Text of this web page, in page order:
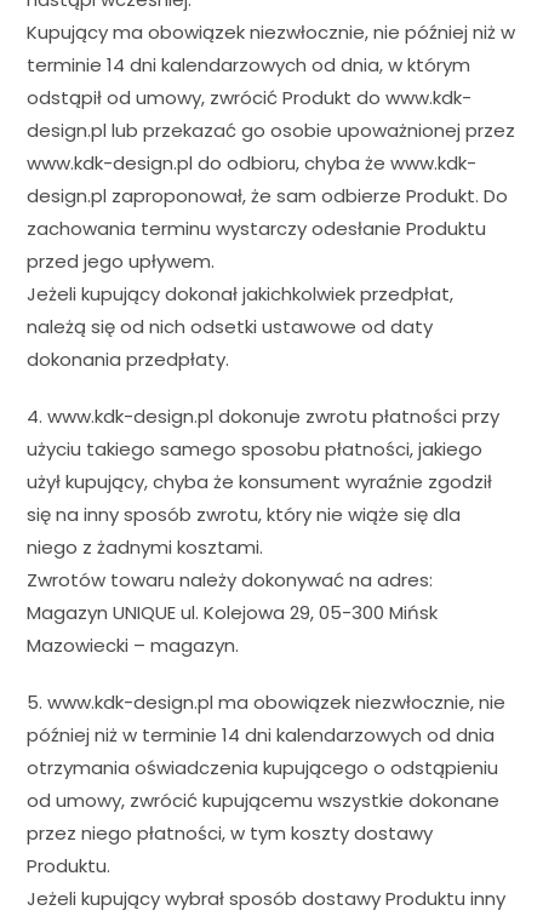
Kupujący ma obowiązek niezwłocznie, nie później niż w
terminie 14 dni kalendarzowych od dnia, w którym
odstąpił od umowy, zwrócić Produkt do www.kdk-
design.pl lub przekazać go osobie upoważnionej przez
www.kdk-design.pl do odbioru, chyba że www.kdk-
design.pl zaproponował, że sam odbierze Produkt. Do
zachowania terminu wystarczy odesłanie Produktu
przed jego upływem.
Jeżeli kupujący dokonał jakichkolwiek przedpłat,
należą się od nich odsetki ustawowe od daty
dokonania przedpłaty.
4. www.kdk-design.pl dokonuje zwrotu płatności przy
użyciu takiego samego sposobu płatności, jakiego
użył kupujący, chyba że konsument wyraźnie zgodził
się na inny sposób zwrotu, który nie wiąże się dla
niego z żadnymi kosztami.
Zwrotów towaru należy dokonywać na adres:
Magazyn UNIQUE ul. Kolejowa 29, 05-300 Mińsk
Mazowiecki – magazyn.
5. www.kdk-design.pl ma obowiązek niezwłocznie, nie
później niż w terminie 14 dni kalendarzowych od dnia
otrzymania oświadczenia kupującego o odstąpieniu
od umowy, zwrócić kupującemu wszystkie dokonane
przez niego płatności, w tym koszty dostawy
Produktu.
Jeżeli kupujący wybrał sposób dostawy Produktu inny